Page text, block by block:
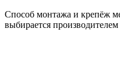
Способ монтажа и крепёж
выбирается